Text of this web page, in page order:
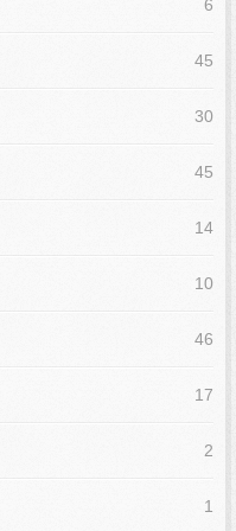
6
45
30
45
14
10
46
17
2
1